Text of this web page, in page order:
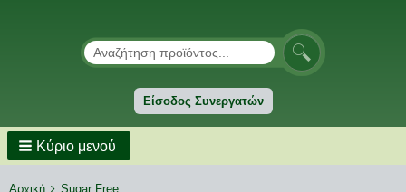
Αναζήτηση
Αναζήτηση
Είσοδος Συνεργατών
Κύριο μενού
Breadcrumbs
You
Αρχική Sugar Free